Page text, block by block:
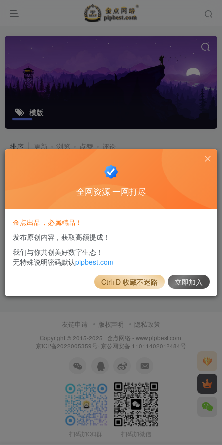
模版
排序 更新 浏览 点赞 评论
WordPress 大前端DUX 7.0 去除推广免授权版
6个月前 42 14
友链申请 版权声明 隐私政策
Copyright © 2015-2025 · 金点网络 - www.pipbest.com
京ICP备2022005359号· 京公网安备 11011402012484号
扫码加QQ群 扫码加微信
全网资源·一网打尽
金点出品，必属精品！
发布原创内容，获取高额提成！
我们与你共创美好数字生态！
无特殊说明密码默认pipbest.com
Ctrl+D 收藏不迷路 立即加入